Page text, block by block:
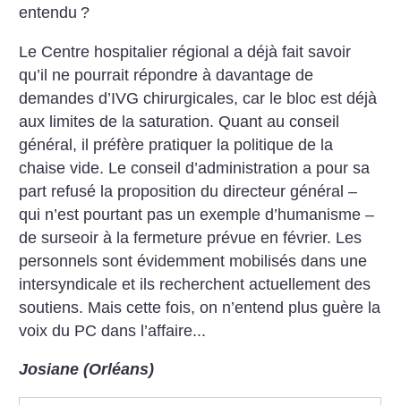
entendu ?
Le Centre hospitalier régional a déjà fait savoir
qu’il ne pourrait répondre à davantage de
demandes d’IVG chirurgicales, car le bloc est déjà
aux limites de la saturation. Quant au conseil
général, il préfère pratiquer la politique de la
chaise vide. Le conseil d’administration a pour sa
part refusé la proposition du directeur général –
qui n’est pourtant pas un exemple d’humanisme –
de surseoir à la fermeture prévue en février. Les
personnels sont évidemment mobilisés dans une
intersyndicale et ils recherchent actuellement des
soutiens. Mais cette fois, on n’entend plus guère la
voix du PC dans l’affaire...
Josiane (Orléans)